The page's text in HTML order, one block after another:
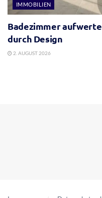
IMMOBILIEN
Badezimmer
durch Design
2. AUGUST 2026